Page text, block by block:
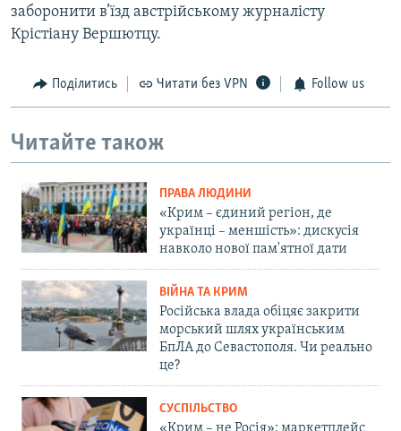
заборонити в’їзд австрійському журналісту
Крістіану Вершютцу.
Поділитись Читати без VPN Follow us
Читайте також
ПРАВА ЛЮДИНИ
«Крим – єдиний регіон, де
українці – меншість»: дискусія
навколо нової пам'ятної дати
ВІЙНА ТА КРИМ
Російська влада обіцяє закрити
морський шлях українським
БпЛА до Севастополя. Чи реально
це?
СУСПІЛЬСТВО